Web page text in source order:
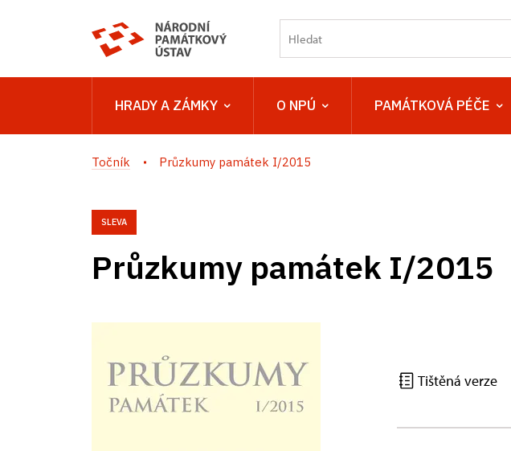
HRADY A ZÁMKY O NPÚ PAMÁTKOVÁ PÉČE
Točník Průzkumy památek I/2015
SLEVA
Průzkumy památek I/2015
Tištěná verze